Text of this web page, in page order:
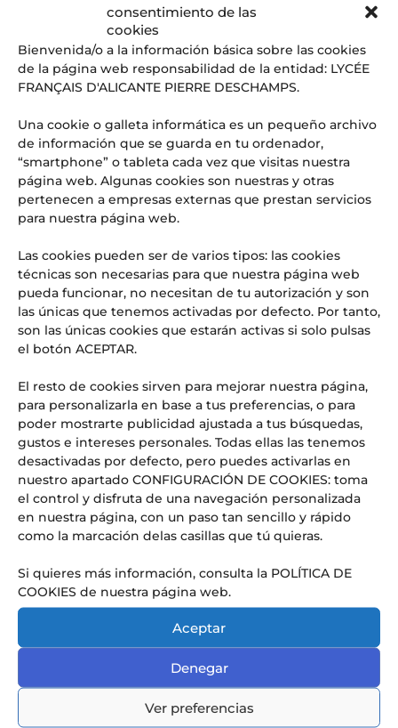
consentimiento de las
cookies
Bienvenida/o a la información básica sobre las cookies
de la página web responsabilidad de la entidad: LYCÉE
FRANÇAIS D'ALICANTE PIERRE DESCHAMPS.
Una cookie o galleta informática es un pequeño archivo
de información que se guarda en tu ordenador,
“smartphone” o tableta cada vez que visitas nuestra
página web. Algunas cookies son nuestras y otras
pertenecen a empresas externas que prestan servicios
para nuestra página web.
Las cookies pueden ser de varios tipos: las cookies
técnicas son necesarias para que nuestra página web
pueda funcionar, no necesitan de tu autorización y son
las únicas que tenemos activadas por defecto. Por tanto,
son las únicas cookies que estarán activas si solo pulsas
el botón ACEPTAR.
El resto de cookies sirven para mejorar nuestra página,
para personalizarla en base a tus preferencias, o para
poder mostrarte publicidad ajustada a tus búsquedas,
gustos e intereses personales. Todas ellas las tenemos
desactivadas por defecto, pero puedes activarlas en
nuestro apartado CONFIGURACIÓN DE COOKIES: toma
el control y disfruta de una navegación personalizada
en nuestra página, con un paso tan sencillo y rápido
como la marcación delas casillas que tú quieras.
Si quieres más información, consulta la POLÍTICA DE
COOKIES de nuestra página web.
Aceptar
Denegar
Ver preferencias
Entradas recientes
Graduación CM2: cuando el fin de una etapa es, en realidad,
el comienzo de todo
El ‘superpoder’ que las empresas del futuro buscan (y que
Web Radio LFI Alicante #4
OFERTA DE EMPLEO: PROFESOR/A DE HISTORIA Y
GEOGRAFÍA
¡URGENTE! OFERTA DE EMPLEO: PROFESOR/A DE INGLÉS
PARA SUSTITUCIONES PUNTUALES
Comentarios recientes
AitorenEl Lycée Français International d’Alicante, noticia
en los medios: Referente en educación internacional y
excelencia
Conoce nuestra pedagogía
de infantil y primaria
Los niños van a aprender jugando,